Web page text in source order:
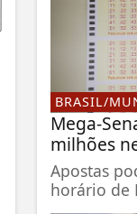
BRASIL/
Mega-
milhões
Apostas
horário de